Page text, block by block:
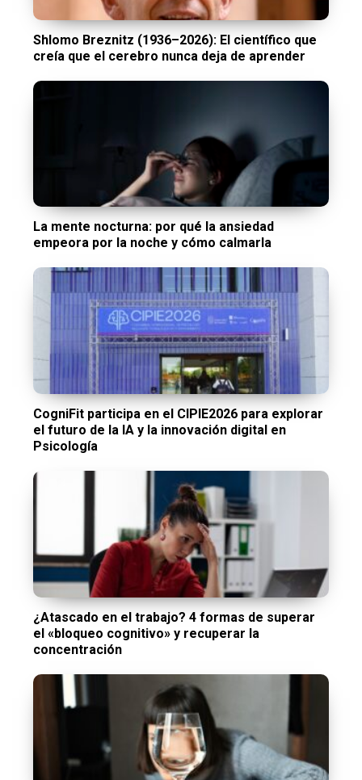
Shlomo Breznitz (1936–2026): El científico que
creía que el cerebro nunca deja de aprender
La mente nocturna: por qué la ansiedad
empeora por la noche y cómo calmarla
CogniFit participa en el CIPIE2026 para explorar
el futuro de la IA y la innovación digital en
Psicología
¿Atascado en el trabajo? 4 formas de superar
el «bloqueo cognitivo» y recuperar la
concentración